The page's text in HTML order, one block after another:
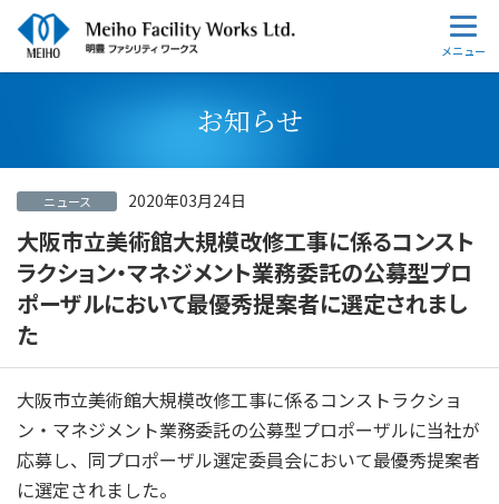
お知らせ
ニュース 2020年03月24日
大阪市立美術館大規模改修工事に係るコンスト
ラクション・マネジメント業務委託の公募型プロ
ポーザルにおいて最優秀提案者に選定されまし
た
大阪市立美術館大規模改修工事に係るコンストラクショ
ン・マネジメント業務委託の公募型プロポーザルに当社が
応募し、同プロポーザル選定委員会において最優秀提案者
に選定されました。